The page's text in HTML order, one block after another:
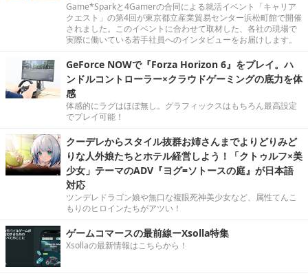
Game*Sparkと4Gamerの合同による就活イベント「キャリア
クエスト」の第4回が東京都立産業貿易センター浜松町館で開催
されました。このイベントに合わせて取材した、各社の現場で
実際に働いている若手社員へのインタビューをお届けします。
GeForce NOWで『Forza Horizon 6』をプレイ。ハ
ンドルコントローラー×クラウドゲーミングの底力を体
感
体感的にラグはほぼ無し。グラフィックスはもちろん最高設定
でプレイ可能！
クーデレからスタイル抜群お姉さんまでよりどりみど
りな人外娘たちとホテル経営しよう！「クトゥルフ×美
少女」テーマのADV『ヨグ=ソトースの庭』が日本語
対応
ツンデレドラゴン娘や無口な複眼死神美少女など、属性てんこ
もりのヒロインたちがアツい！
ゲームコマースの最前線ーXsolla特集
Xsollaの最新情報はこちらから！